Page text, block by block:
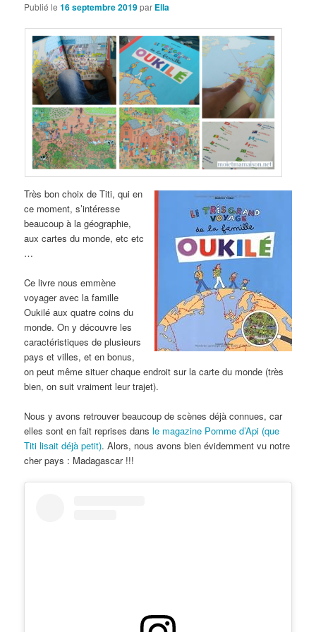
Publié le16 septembre 2019par Ella
Très bon choix de Titi, qui en
ce moment, s’intéresse
beaucoup à la géographie,
aux cartes du monde, etc etc
…
Ce livre nous emmène
voyager avec la famille
Oukilé aux quatre coins du
monde. On y découvre les
caractéristiques de plusieurs
pays et villes, et en bonus,
on peut même situer chaque endroit sur la carte du monde (très
bien, on suit vraiment leur trajet).
Nous y avons retrouver beaucoup de scènes déjà connues, car
elles sont en fait reprises dansle magazine Pomme d’Api (que
Titi lisait déjà petit). Alors, nous avons bien évidemment vu notre
cher pays : Madagascar !!!